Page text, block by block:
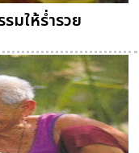
รมให้ร่ำรวย